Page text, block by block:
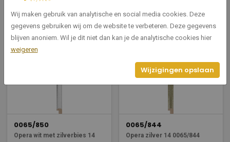
Bekijken Bekijken
0065/850
Opera wit met zilverbies 14
0065/844
Opera zilver 14 0065/844
Wij maken gebruik van analytische en social media cookies. Deze
gegevens gebruiken wij om de website te verbeteren. Deze gegevens
blijven anoniem. Wil je dit niet dan kan je de analytische cookies hier
weigeren
Wijzigingen opslaan